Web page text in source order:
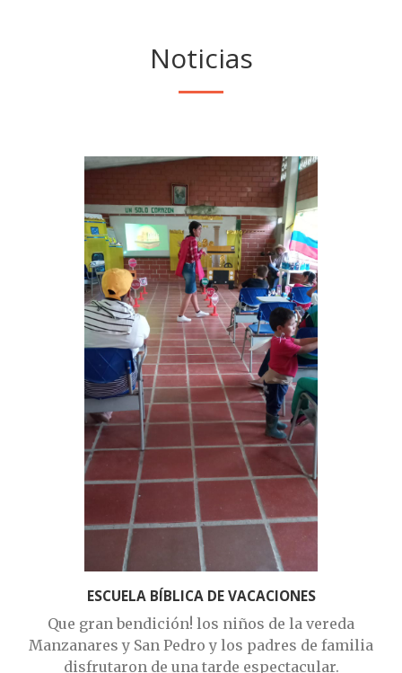
Noticias
ESCUELA BÍBLICA DE VACACIONES
Que gran bendición! los niños de la vereda
Manzanares y San Pedro y los padres de familia
disfrutaron de una tarde espectacular.